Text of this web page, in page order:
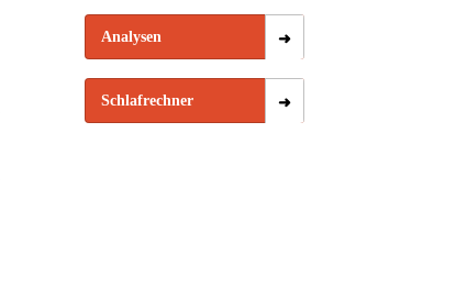
Analysen
Schlafrechner